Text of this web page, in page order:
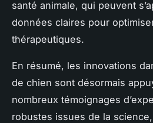
santé animale, qui peuvent
données claires pour
thérapeutiques.
En résumé, les innovations
de chien sont désormais
nombreux témoignages
robustes issues de la